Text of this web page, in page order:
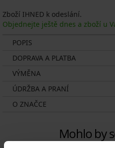
Zboží IHNED k odeslání.
Objednejte ještě dnes a zboží u
POPIS
DOPRAVA A PLATBA
VÝMĚNA
ÚDRŽBA A PRANÍ
O ZNAČCE
Mohlo by